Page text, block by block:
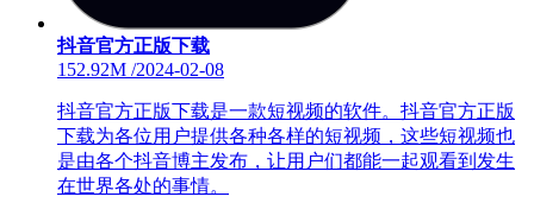
抖音官方正版下载
152.92M /2024-02-08
抖音官方正版下载是一款短视频的软件。抖音官方正版
下载为各位用户提供各种各样的短视频，这些短视频也
是由各个抖音博主发布，让用户们都能一起观看到发生
在世界各处的事情。